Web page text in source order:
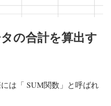
の合計を算出す
は「 SUM関数」と呼ばれ